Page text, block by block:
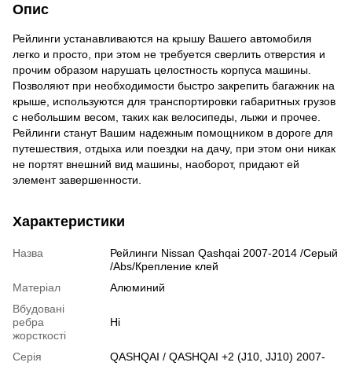
Опис
Рейлинги устанавливаются на крышу Вашего автомобиля
легко и просто, при этом не требуется сверлить отверстия и
прочим образом нарушать целостность корпуса машины.
Позволяют при необходимости быстро закрепить багажник на
крыше, используются для транспортировки габаритных грузов
с небольшим весом, таких как велосипеды, лыжи и прочее.
Рейлинги станут Вашим надежным помощником в дороге для
путешествия, отдыха или поездки на дачу, при этом они никак
не портят внешний вид машины, наоборот, придают ей
элемент завершенности.
Характеристики
Назва
Рейлинги Nissan Qashqai 2007-2014 /Серый
/Abs/Крепление клей
Матеріал
Алюминий
Вбудовані
ребра
жорсткості
Ні
Серія QASHQAI / QASHQAI +2 (J10, JJ10) 2007-